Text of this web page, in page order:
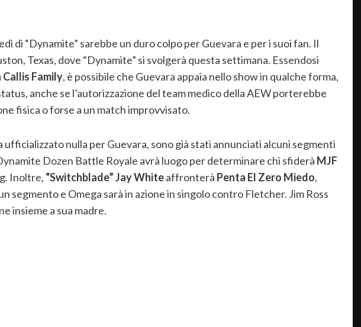
di “Dynamite” sarebbe un duro colpo per Guevara e per i suoi fan. Il
Texas, dove “Dynamite” si svolgerà questa settimana. Essendosi
Callis Family, è possibile che Guevara appaia nello show in qualche forma,
anche se l’autorizzazione del team medico della AEW porterebbe
fisica o forse a un match improvvisato.
ufficializzato nulla per Guevara, sono già stati annunciati alcuni segmenti
Dozen Battle Royale avrà luogo per determinare chi sfiderà MJF
Inoltre, “Switchblade” Jay Whiteaffronterà Penta El Zero Miedo,
segmento e Omega sarà in azione in singolo contro Fletcher. Jim Ross
insieme a sua madre.